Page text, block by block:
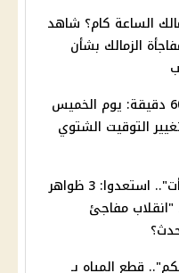
الساعة كام؟ شاهد
الزمالك بشأن
ابدأ تأخير ساعتك 60 دقيقة: يوم الخميس
التوقيت الشتوي
"هجمات الشتاء بدأت".. استعدوا: 3 ظواهر
"انقلاب مفاجئ
قطع المياه بـ